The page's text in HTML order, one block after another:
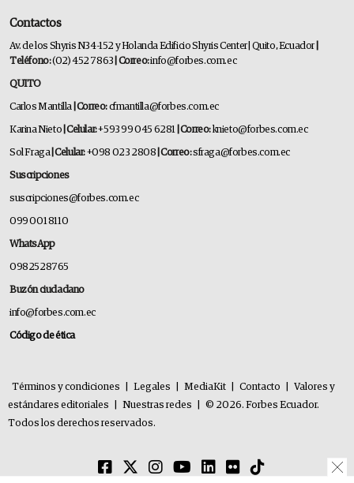
Contactos
Av. de los Shyris N34-152 y Holanda Edificio Shyris Center | Quito, Ecuador
Teléfono:(02) 452 7863 | Correo:info@forbes.com.ec
QUITO
Carlos Mantilla | Correo:cfmantilla@forbes.com.ec
Karina Nieto | Celular:+593 99 045 6281 | Correo:knieto@forbes.com.ec
Sol Fraga| Celular:+098 023 2808 | Correo:sfraga@forbes.com.ec
Suscripciones
suscripciones@forbes.com.ec
099 001 8110
WhatsApp
0982528765
Buzón ciudadano
info@forbes.com.ec
Código de ética
Términos y condiciones Legales MediaKit Contacto
Valores y
estándares editoriales
Nuestras redes
© 2026. Forbes Ecuador.
Todos los derechos reservados.